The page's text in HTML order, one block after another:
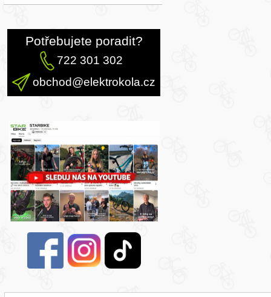
Potřebujete poradit?
722 301 302
obchod@elektrokola.cz